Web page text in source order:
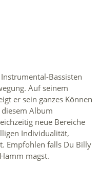
Bassisten
Auf seinem
er sein ganzes Können
Album
neue Bereiche
Individualität,
Empfohlen falls Du Billy
magst.